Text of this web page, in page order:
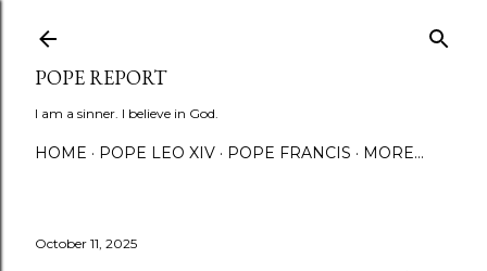
POPE REPORT
I am a sinner. I believe in God.
HOME POPE LEO XIV POPE FRANCIS MORE…
October 11, 2025